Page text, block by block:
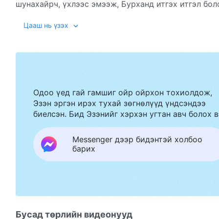
шунахайрч, үхлээс эмээж, Бурханд итгэх итгэл
найдсанаар номуудыг аюулгүй зөөвөрлөжээ. Нэг
ашиг сонирхлыг хамгаалахыг хүсэвч бас л айж,
сонголт хийх бол? Энэ талаар олж мэдье гэвэл
Цааш нь үзэх
Одоо үед гай гамшиг ойр ойрхон тохиолдож,
Эзэн эргэн ирэх тухай зөгнөлүүд үндсэндээ
биелсэн. Бид Эзэнийг хэрхэн угтан авч болох
Messenger дээр бидэнтэй холбоо
барих
Бусад төрлийн видеонууд